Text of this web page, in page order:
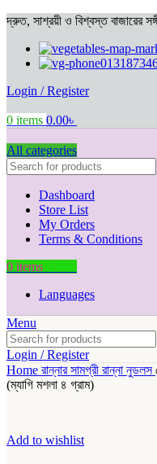
দ্রুত, সাশ্রয়ী ও বিশ্বস্ত বাজারের
Login / Register
0 items 0.00৳
All categories
Dashboard
Store List
My Orders
Terms & Conditions
0 items
Languages
Menu
Login / Register
Home রান্নার সামগ্রী রান্না নুডলস
(ম্যাগি মশলা ৪ গ্রাম)
Add to wishlist